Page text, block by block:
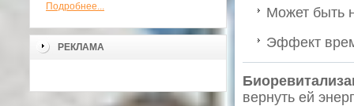
Подробнее...
РЕКЛАМА
Может быть
Эффект
вернуть ей